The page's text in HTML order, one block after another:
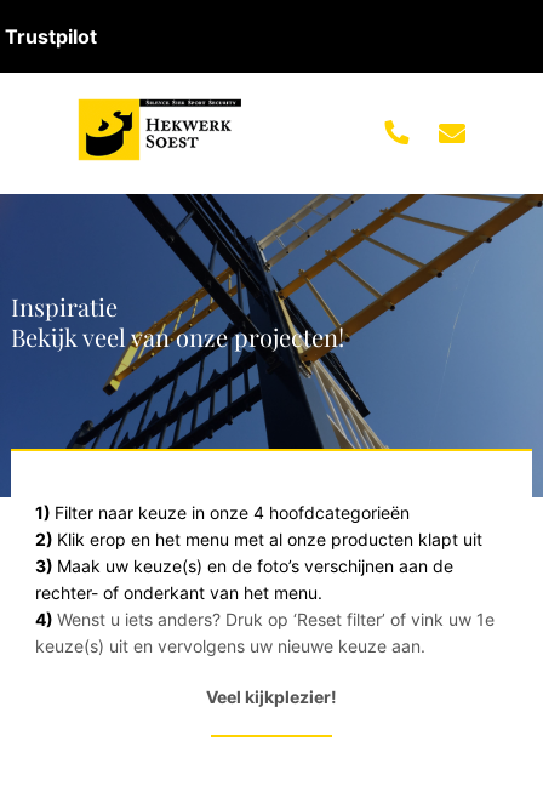
Trustpilot
Inspiratie
Bekijk veel van onze projecten!
1) Filter naar keuze in onze 4 hoofdcategorieën
2) Klik erop en het menu met al onze producten klapt uit
3) Maak uw keuze(s) en de foto’s verschijnen aan de
rechter- of onderkant van het menu.
4) Wenst u iets anders? Druk op ‘Reset filter’ of vink uw 1e
keuze(s) uit en vervolgens uw nieuwe keuze aan.
Veel kijkplezier!